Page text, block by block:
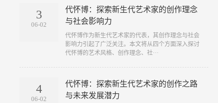
3
06-02
代怀博：探索新生代艺术家的创作理念
与社会影响力
代怀博作为新生代艺术家的代表，其创作理念与社会
影响力引起了广泛关注。本文将从四个方面深入探讨
代怀博的艺术风格、创作理念、社···
4
06-02
代怀博：探索新生代艺术家的创作之路
与未来发展潜力